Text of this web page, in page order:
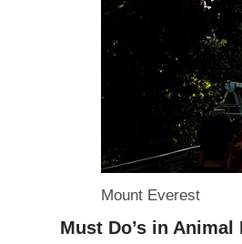
Mount Everest
Must Do’s in Animal